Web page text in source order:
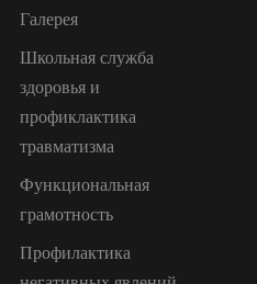
Галерея
Школьная служба
здоровья и
профиклактика
травматизма
Функциональная
грамотность
Профилактика